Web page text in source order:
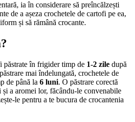
ia în considerare să preîncălzești
de a așeza crochetele de cartofi pe ea,
și să rămână crocante.
păstrate în frigider timp de 1-2 zile după
mai îndelungată, crochetele de
de până la 6 luni. O păstrare corectă
a aromei lor, făcându-le convenabile
le pentru a te bucura de crocantenia